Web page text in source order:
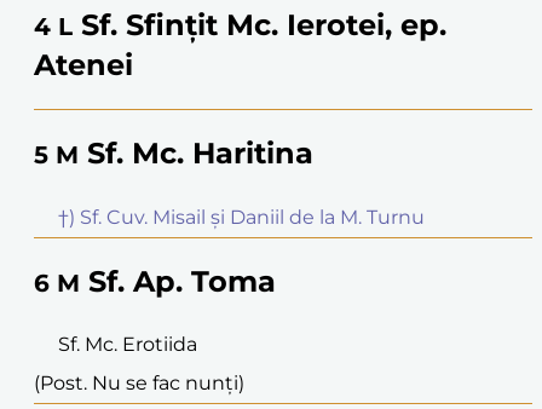
4 L Sf. Sfințit Mc. Ierotei, ep.
Atenei
5 M Sf. Mc. Haritina
†) Sf. Cuv. Misail și Daniil de la M. Turnu
6 M Sf. Ap. Toma
Sf. Mc. Erotiida
(Post. Nu se fac nunți)